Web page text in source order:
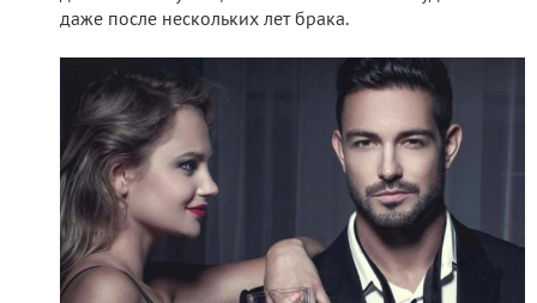
даже после нескольких лет брака.